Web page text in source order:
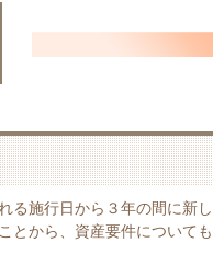
る施行日から３年の間に新
から、資産要件について